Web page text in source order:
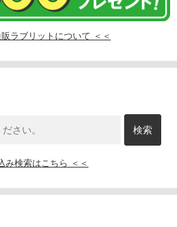
ラブリットについて ＜＜
み検索はこちら ＜＜